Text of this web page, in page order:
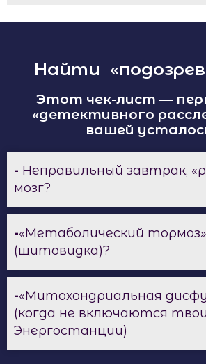
Найти
Этот чек-лист —
«детективного
вашей
- Неправильный завтрак,
мозг?
-«Метаболический тормоз»
(щитовидка)?
-«Митохондриальная
(когда не включаются твои
Энергостанции)